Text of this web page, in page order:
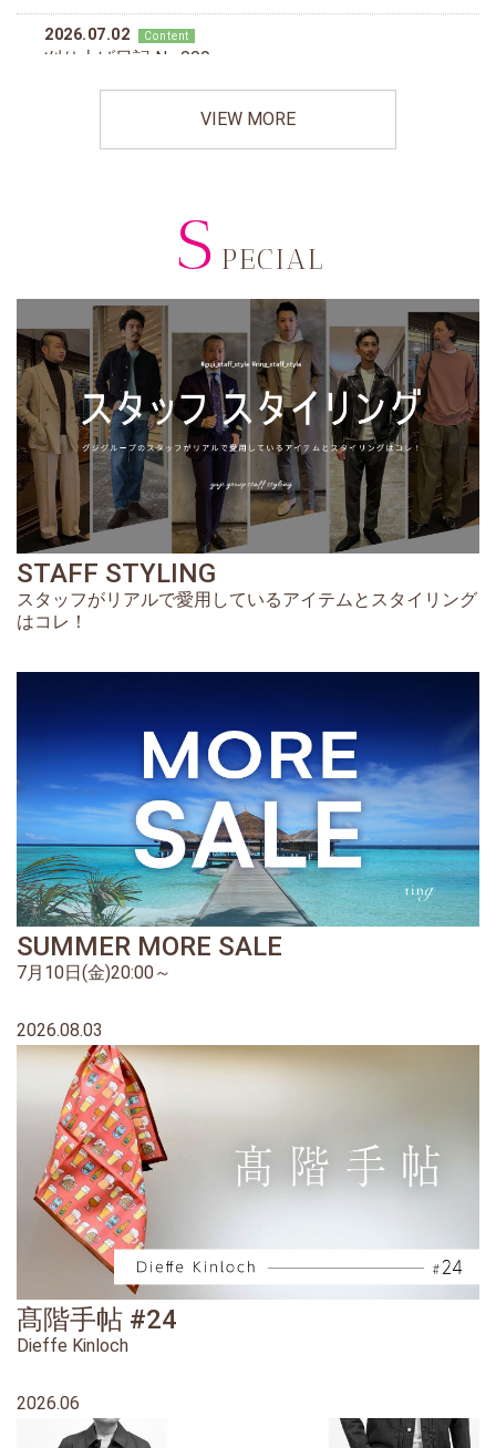
VIEW MORE
S PECIAL
STAFF STYLING
スタッフがリアルで愛用しているアイテムとスタイリング
はコレ！
SUMMER MORE SALE
7月10日(金)20:00～
2026.08.03
髙階手帖 #24
Dieffe Kinloch
2026.06